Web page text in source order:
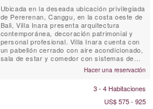
Ubicada en la deseada ubicación privilegiada
de Pererenan, Canggu, en la costa oeste de
Bali, Villa Inara presenta arquitectura
contemporánea, decoración patrimonial y
personal profesional. Villa Inara cuenta con
un pabellón cerrado con aire acondicionado,
sala de estar y comedor con sistemas de
entretenimiento, muchos asientos y una
cocina, así como tres habitaciones dobles
libre alrededor de la piscina privada en un
Hacer una reservación
3 - 4 Habitaciones
US$ 575 - 925